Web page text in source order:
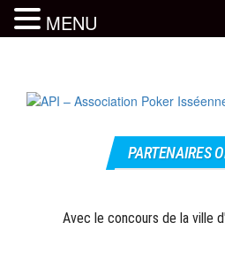
content
PARTENAIRES
Avec le concours de la ville
MENU